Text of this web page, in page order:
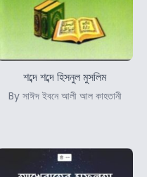
শব্দে শব্দে হিসনুল মুসলিম
By সাঈদ ইবনে আলী আল কাহতানী